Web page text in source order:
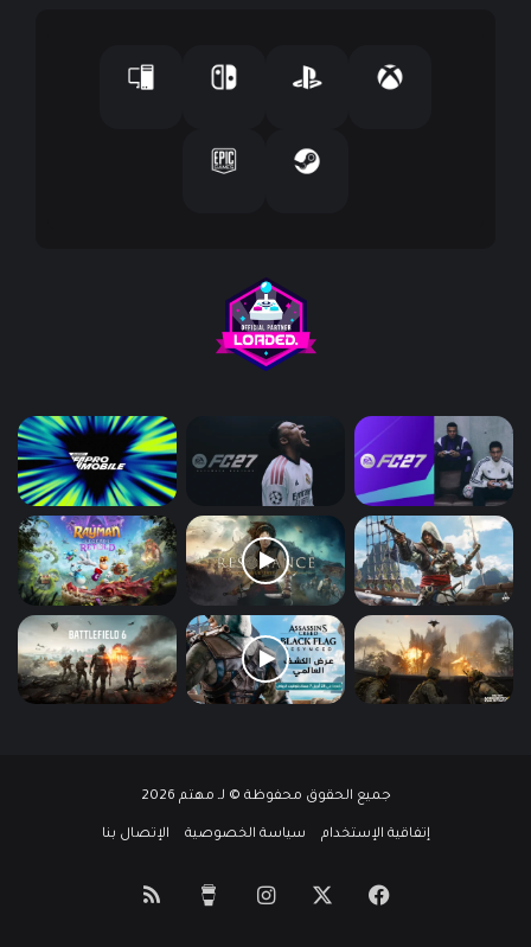
جميع الحقوق محفوظة © لـ مهتم 2026
إتفاقية الإستخدام سياسة الخصوصية الإتصال بنا
فيسبوك انستقرام